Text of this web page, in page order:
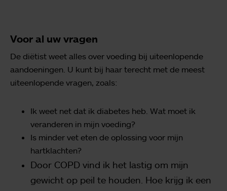
Voor al uw vragen
De diëtist weet alles over voeding bij uiteenlopende
aandoeningen. U kunt bij haar terecht met de meest
uiteenlopende vragen, zoals:
Ik weet net dat ik diabetes heb. Wat moet ik
veranderen in mijn voeding?
Is minder vet eten de oplossing voor mijn
hartklachten?
Door COPD vind ik het lastig om mijn
gewicht op peil te houden. Hoe krijg ik een